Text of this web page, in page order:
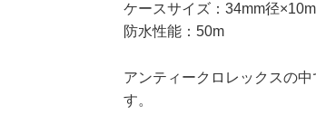
ケースサイズ：34mm径
防水性能：50m
アンティークロレックスの
す。